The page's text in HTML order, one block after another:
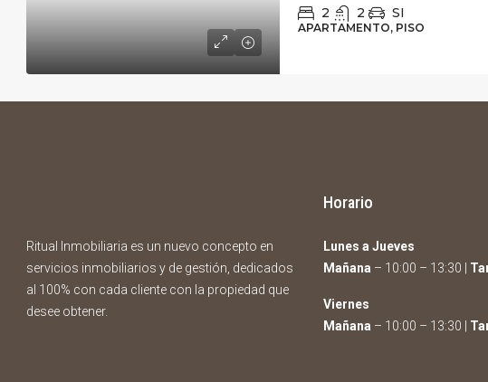
2 2 SI
APARTAMENTO, PISO
Ritual Inmobiliaria es un nuevo concepto en
servicios inmobiliarios y de gestión, dedicados
al 100% con cada cliente con la propiedad que
desee obtener.
Horario
Lunes a Jueves
Mañana – 10:00 – 13:30 |
Viernes
Mañana – 10:00 – 13:30 |